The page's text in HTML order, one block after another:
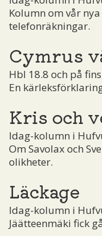
Kolumn om vår
telefonräkningar.
Cymrus
Hbl 18.8 och på
En
Kris och
Idag-kolumn i
Om Savolax och
olikheter.
Läckage
Idag-kolumn i
Jäätteenmäki fick